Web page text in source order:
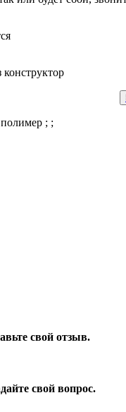
; ;
свой отзыв.
свой вопрос.